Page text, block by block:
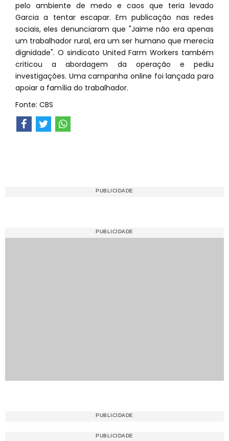
pelo ambiente de medo e caos que teria levado
Garcia a tentar escapar. Em publicação nas redes
sociais, eles denunciaram que "Jaime não era apenas
um trabalhador rural, era um ser humano que merecia
dignidade". O sindicato United Farm Workers também
criticou a abordagem da operação e pediu
investigações. Uma campanha online foi lançada para
apoiar a família do trabalhador.
Fonte: CBS